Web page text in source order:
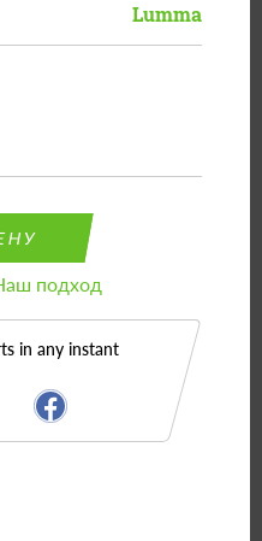
Lumma
подход
in any instant